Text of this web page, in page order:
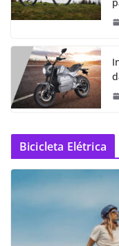
Bicicleta Elétrica